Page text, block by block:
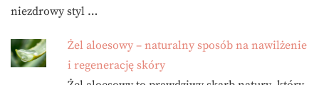
niezdrowy styl …
Żel aloesowy – naturalny sposób na nawilżenie
i regenerację skóry